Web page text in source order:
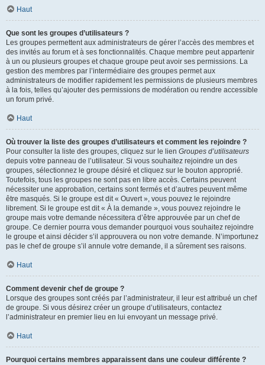
Haut
Que sont les groupes d’utilisateurs ?
Les groupes permettent aux administrateurs de gérer l’accès des membres et
des invités au forum et à ses fonctionnalités. Chaque membre peut appartenir
à un ou plusieurs groupes et chaque groupe peut avoir ses permissions. La
gestion des membres par l’intermédiaire des groupes permet aux
administrateurs de modifier rapidement les permissions de plusieurs membres
à la fois, telles qu’ajouter des permissions de modération ou rendre accessible
un forum privé.
Haut
Où trouver la liste des groupes d’utilisateurs et comment les rejoindre ?
Pour consulter la liste des groupes, cliquez sur le lien Groupes d’utilisateurs
depuis votre panneau de l’utilisateur. Si vous souhaitez rejoindre un des
groupes, sélectionnez le groupe désiré et cliquez sur le bouton approprié.
Toutefois, tous les groupes ne sont pas en libre accès. Certains peuvent
nécessiter une approbation, certains sont fermés et d’autres peuvent même
être masqués. Si le groupe est dit « Ouvert », vous pouvez le rejoindre
librement. Si le groupe est dit « À la demande », vous pouvez rejoindre le
groupe mais votre demande nécessitera d’être approuvée par un chef de
groupe. Ce dernier pourra vous demander pourquoi vous souhaitez rejoindre
le groupe et ainsi décider s’il approuvera ou non votre demande. N’importunez
pas le chef de groupe s’il annule votre demande, il a sûrement ses raisons.
Haut
Comment devenir chef de groupe ?
Lorsque des groupes sont créés par l’administrateur, il leur est attribué un chef
de groupe. Si vous désirez créer un groupe d’utilisateurs, contactez
l’administrateur en premier lieu en lui envoyant un message privé.
Haut
Pourquoi certains membres apparaissent dans une couleur différente ?